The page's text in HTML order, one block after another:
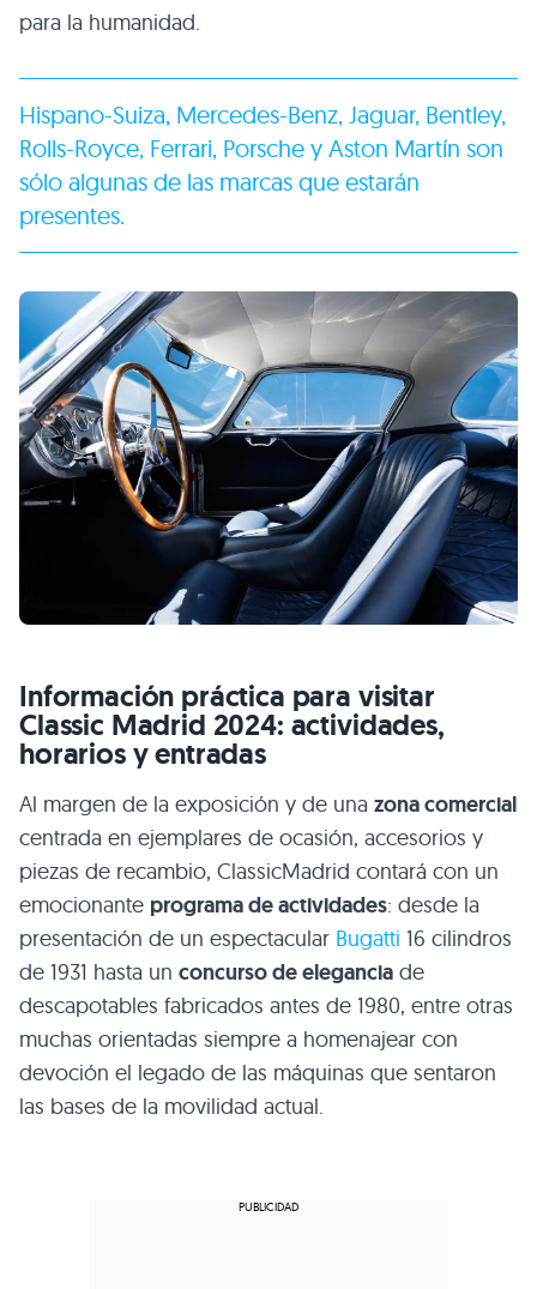
para la humanidad.
Hispano-Suiza, Mercedes-Benz, Jaguar, Bentley,
Rolls-Royce, Ferrari, Porsche y Aston Martín son
sólo algunas de las marcas que estarán
presentes.
Información práctica para visitar
Classic Madrid 2024: actividades,
horarios y entradas
Al margen de la exposición y de una zona comercial
centrada en ejemplares de ocasión, accesorios y
piezas de recambio, ClassicMadrid contará con un
emocionante programa de actividades: desde la
presentación de un espectacular Bugatti 16 cilindros
de 1931 hasta un concurso de elegancia de
descapotables fabricados antes de 1980, entre otras
muchas orientadas siempre a homenajear con
devoción el legado de las máquinas que sentaron
las bases de la movilidad actual.